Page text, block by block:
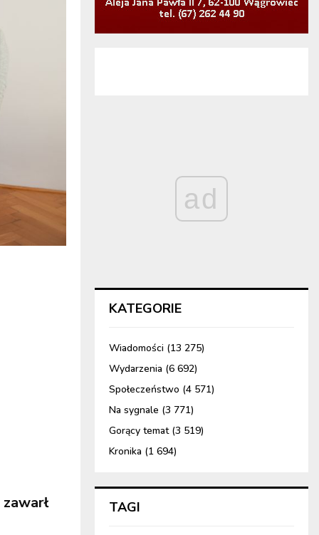
ad
KATEGORIE
Wiadomości (13 275)
Wydarzenia (6 692)
Społeczeństwo (4 571)
Na sygnale (3 771)
Gorący temat(3 519)
Kronika (1 694)
TAGI